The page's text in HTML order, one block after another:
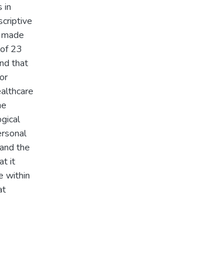
in
23
that
the
it
within